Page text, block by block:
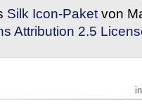
Silk Icon-Paket von
Attribution 2.5